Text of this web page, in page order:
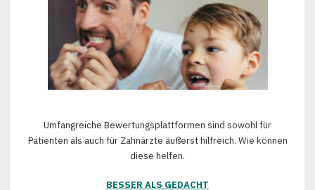
Umfangreiche Bewertungsplattformen sind sowohl für
Patienten als auch für Zahnärzte äußerst hilfreich. Wie können
diese helfen.
BESSER ALS GEDACHT